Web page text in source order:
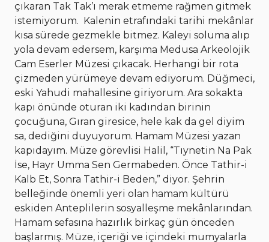
çıkaran Tak Tak’ı merak etmeme rağmen gitmek
istemiyorum.
Kalenin etrafındaki tarihi mekânlar
kısa sürede gezmekle bitmez. Kaleyi soluma alıp
yola devam edersem, karşıma Medusa Arkeolojik
Cam Eserler Müzesi çıkacak. Herhangi bir rota
çizmeden yürümeye devam ediyorum. Düğmeci,
eski Yahudi mahallesine giriyorum. Ara sokakta
kapı önünde oturan iki kadından birinin
çocuğuna, Gıran giresice, hele kak da gel diyim
sa, dediğini duyuyorum. Hamam Müzesi yazan
kapıdayım. Müze görevlisi Halil, “Tıynetin Na Pak
İse, Hayr Umma Sen Germabeden. Önce Tathir-i
Kalb Et, Sonra Tathir-i Beden,” diyor. Şehrin
belleğinde önemli yeri olan hamam kültürü
eskiden Anteplilerin sosyalleşme mekânlarından.
Hamam sefasına hazırlık birkaç gün önceden
başlarmış. Müze, içeriği ve içindeki mumyalarla